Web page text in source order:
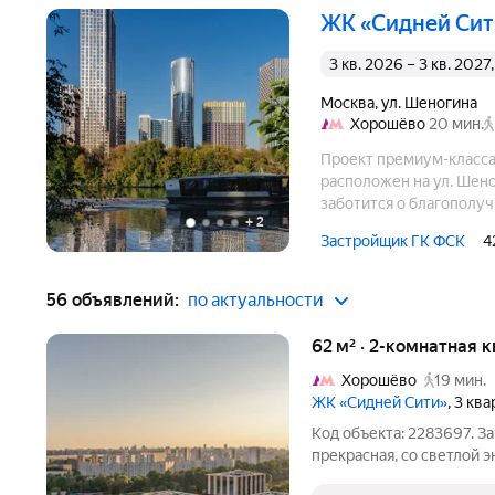
ЖК «Сидней
3 кв. 2026 – 3 кв.
Хорошёво 20 мин.
Москва,ул. Шеногина
Проект премиум-
расположен на ул.
заботится о
ведущих операторов
Застройщик ГК ФСК
+2
56 объявлений: по актуальности
62 м² · 2-комнатная
Хорошёво
19 мин.
ЖК «Сидней Сити», 3
Код объекта: 2283697.
прекрасная, со светлой